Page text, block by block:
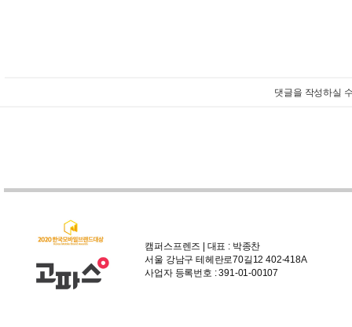
댓글을 작성하실
캠퍼스프렌즈 | 대표 : 박종찬
서울 강남구 테헤란로70길12 402-418A
사업자 등록번호 : 391-01-00107